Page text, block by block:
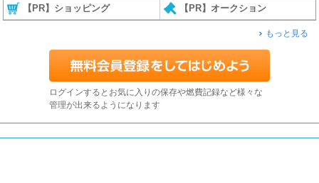
【PR】ショッピング 【PR】オークション
もっと見る
ログインするとお気に入りの保存や燃費記録など様々な
管理が出来るようになります